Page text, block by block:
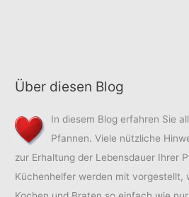
Über diesen Blog
In diesem Blog erfahren Sie
Pfannen. Viele nützliche
zur Erhaltung der Lebensdauer Ihrer
Küchenhelfer werden mit vorgestellt,